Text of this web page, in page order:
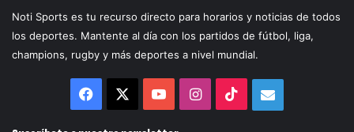
Noti Sports es tu recurso directo para horarios y noticias de todos
los deportes. Mantente al día con los partidos de fútbol, liga,
champions, rugby y más deportes a nivel mundial.
Facebook YouTubeInstagram
TikTok